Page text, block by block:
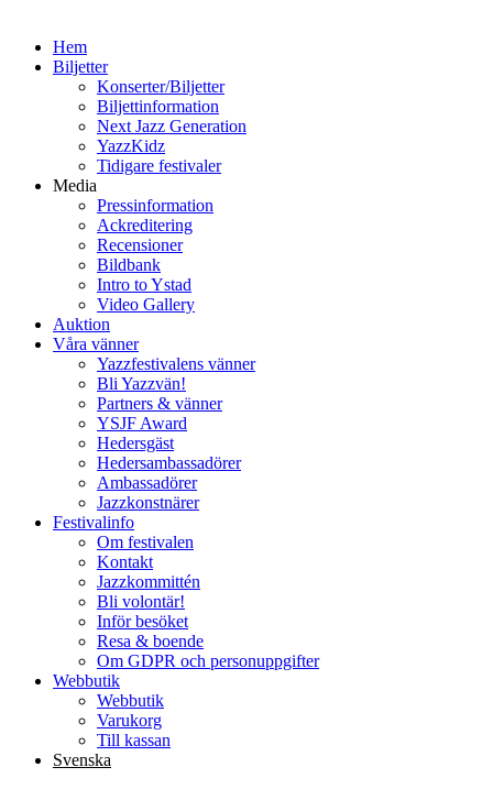
Hem
Biljetter
Konserter/Biljetter
Biljettinformation
Next Jazz Generation
YazzKidz
Tidigare festivaler
Media
Pressinformation
Ackreditering
Recensioner
Bildbank
Intro to Ystad
Video Gallery
Auktion
Våra vänner
Yazzfestivalens vänner
Bli Yazzvän!
Partners & vänner
YSJF Award
Hedersgäst
Hedersambassadörer
Ambassadörer
Jazzkonstnärer
Festivalinfo
Om festivalen
Kontakt
Jazzkommittén
Bli volontär!
Inför besöket
Resa & boende
Om GDPR och personuppgifter
Webbutik
Webbutik
Varukorg
Till kassan
Svenska